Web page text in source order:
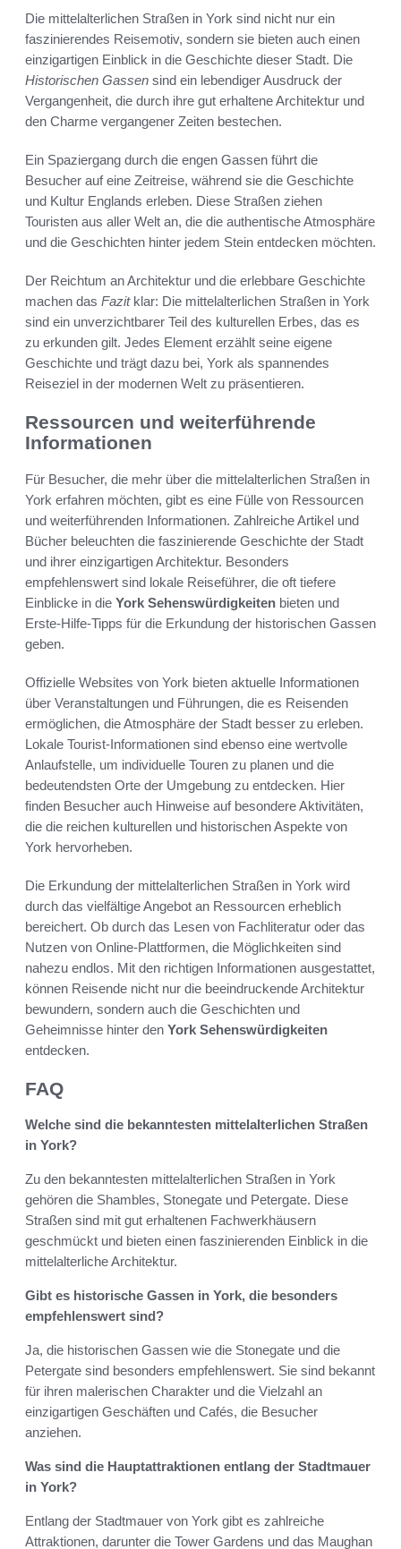
Die mittelalterlichen Straßen in York sind nicht nur ein
faszinierendes Reisemotiv, sondern sie bieten auch einen
einzigartigen Einblick in die Geschichte dieser Stadt. Die
Historischen Gassen sind ein lebendiger Ausdruck der
Vergangenheit, die durch ihre gut erhaltene Architektur und
den Charme vergangener Zeiten bestechen.
Ein Spaziergang durch die engen Gassen führt die
Besucher auf eine Zeitreise, während sie die Geschichte
und Kultur Englands erleben. Diese Straßen ziehen
Touristen aus aller Welt an, die die authentische Atmosphäre
und die Geschichten hinter jedem Stein entdecken möchten.
Der Reichtum an Architektur und die erlebbare Geschichte
machen das Fazitklar: Die mittelalterlichen Straßen in York
sind ein unverzichtbarer Teil des kulturellen Erbes, das es
zu erkunden gilt. Jedes Element erzählt seine eigene
Geschichte und trägt dazu bei, York als spannendes
Reiseziel in der modernen Welt zu präsentieren.
Ressourcen und weiterführende
Informationen
Für Besucher, die mehr über die mittelalterlichen Straßen in
York erfahren möchten, gibt es eine Fülle von Ressourcen
und weiterführenden Informationen. Zahlreiche Artikel und
Bücher beleuchten die faszinierende Geschichte der Stadt
und ihrer einzigartigen Architektur. Besonders
empfehlenswert sind lokale Reiseführer, die oft tiefere
Einblicke in die York Sehenswürdigkeiten bieten und
Erste-Hilfe-Tipps für die Erkundung der historischen Gassen
geben.
Offizielle Websites von York bieten aktuelle Informationen
über Veranstaltungen und Führungen, die es Reisenden
ermöglichen, die Atmosphäre der Stadt besser zu erleben.
Lokale Tourist-Informationen sind ebenso eine wertvolle
Anlaufstelle, um individuelle Touren zu planen und die
bedeutendsten Orte der Umgebung zu entdecken. Hier
finden Besucher auch Hinweise auf besondere Aktivitäten,
die die reichen kulturellen und historischen Aspekte von
York hervorheben.
Die Erkundung der mittelalterlichen Straßen in York wird
durch das vielfältige Angebot an Ressourcen erheblich
bereichert. Ob durch das Lesen von Fachliteratur oder das
Nutzen von Online-Plattformen, die Möglichkeiten sind
nahezu endlos. Mit den richtigen Informationen ausgestattet,
können Reisende nicht nur die beeindruckende Architektur
bewundern, sondern auch die Geschichten und
Geheimnisse hinter den York Sehenswürdigkeiten
entdecken.
FAQ
Welche sind die bekanntesten mittelalterlichen Straßen
in York?
Zu den bekanntesten mittelalterlichen Straßen in York
gehören die Shambles, Stonegate und Petergate. Diese
Straßen sind mit gut erhaltenen Fachwerkhäusern
geschmückt und bieten einen faszinierenden Einblick in die
mittelalterliche Architektur.
Gibt es historische Gassen in York, die besonders
empfehlenswert sind?
Ja, die historischen Gassen wie die Stonegate und die
Petergate sind besonders empfehlenswert. Sie sind bekannt
für ihren malerischen Charakter und die Vielzahl an
einzigartigen Geschäften und Cafés, die Besucher
anziehen.
Was sind die Hauptattraktionen entlang der Stadtmauer
in York?
Entlang der Stadtmauer von York gibt es zahlreiche
Attraktionen, darunter die Tower Gardens und das Maughan